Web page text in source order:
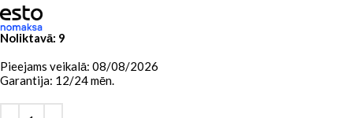
Noliktavā: 9
Pieejams veikalā: 08/08/2026
Garantija: 12/24 mēn.